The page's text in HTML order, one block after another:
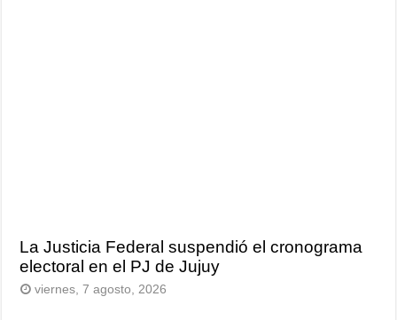
La Justicia Federal suspendió el cronograma
electoral en el PJ de Jujuy
viernes, 7 agosto, 2026